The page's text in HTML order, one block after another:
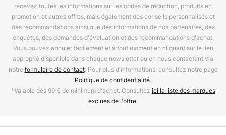
recevez toutes les informations sur les codes de réduction, produits en
promotion et autres offres, mais également des conseils personnalisés et
des recommandations ainsi que des informations de nos partenaires, des
enquêtes, des demandes d'évaluation et des recommandations d'achat.
Vous pouvez annuler facilement et à tout moment en cliquant sur le lien
approprié disponible dans chaque newsletter ou en nous contactant via
notreformulaire de contact. Pour plus d'informations, consultez notre page
Politique de confidentialité.
*Valable dès 99 € de minimum d'achat. Consultez ici la liste des marques
exclues de l'offre.